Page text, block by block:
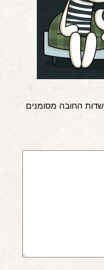
הורים ממליצים
לימודי "שונישין"
במתנה!
שדות החובה מסומנים